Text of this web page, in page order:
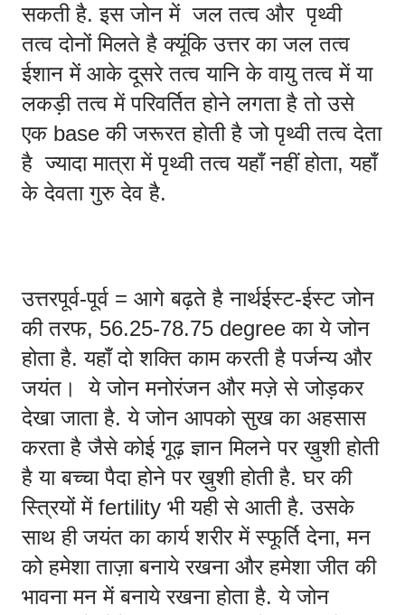
सकती है. इस जोन में  जल तत्व और  पृथ्वी
तत्व दोनों मिलते है क्यूंकि उत्तर का जल तत्व
ईशान में आके दूसरे तत्व यानि के वायु तत्व में या
लकड़ी तत्व में परिवर्तित होने लगता है तो उसे
एक base की जरूरत होती है जो पृथ्वी तत्व देता
है  ज्यादा मात्रा में पृथ्वी तत्व यहाँ नहीं होता, यहाँ
के देवता गुरु देव है.
उत्तरपूर्व-पूर्व = आगे बढ़ते है नार्थईस्ट-ईस्ट जोन
की तरफ, 56.25-78.75 degree का ये जोन
होता है. यहाँ दो शक्ति काम करती है पर्जन्य और
जयंत।  ये जोन मनोरंजन और मज़े से जोड़कर
देखा जाता है. ये जोन आपको सुख का अहसास
करता है जैसे कोई गूढ़ ज्ञान मिलने पर ख़ुशी होती
है या बच्चा पैदा होने पर ख़ुशी होती है. घर की
स्त्रियों में fertility भी यही से आती है. उसके
साथ ही जयंत का कार्य शरीर में स्फूर्ति देना, मन
को हमेशा ताज़ा बनाये रखना और हमेशा जीत की
भावना मन में बनाये रखना होता है. ये जोन